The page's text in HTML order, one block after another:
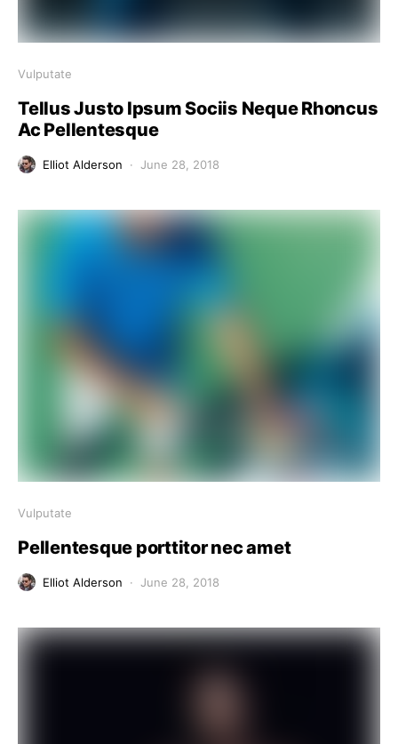
Vulputate
Tellus Justo Ipsum Sociis Neque Rhoncus
Ac Pellentesque
Elliot Alderson June 28, 2018
Vulputate
Pellentesque porttitor nec amet
Elliot Alderson June 28, 2018